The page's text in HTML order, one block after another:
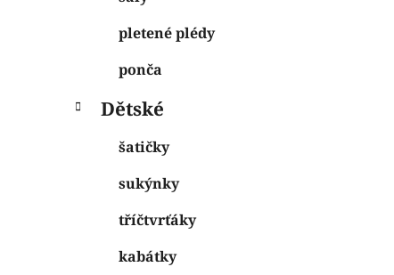
pletené plédy
ponča
Dětské
šatičky
sukýnky
tříčtvrťáky
kabátky